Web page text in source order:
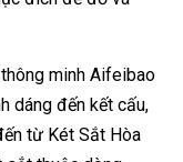
minh Aifeibao
dáng đến kết cấu,
từ Két Sắt Hòa